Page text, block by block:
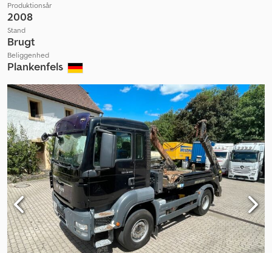
Produktionsår
2008
Stand
Brugt
Beliggenhed
Plankenfels